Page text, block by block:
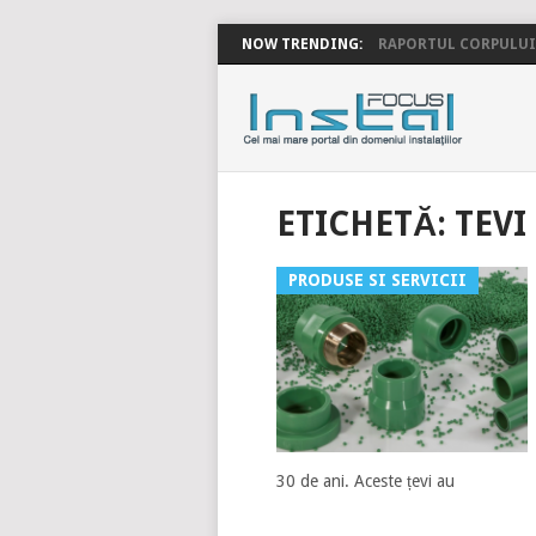
NOW TRENDING: RAPORTUL
ETICHETĂ:
PRODUSE SI SERVICII
30 de ani. Aceste țevi au